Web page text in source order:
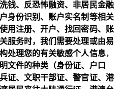
钱、反恐怖融资、非居民金融
身份识别、账户实名制等相关
用注册、开户、找回密码、账
服务时，我们需要处理或由易
处理您的有关敏感个人信息，
文件的种类（身份证、户口
证、文职干部证、警官证、港